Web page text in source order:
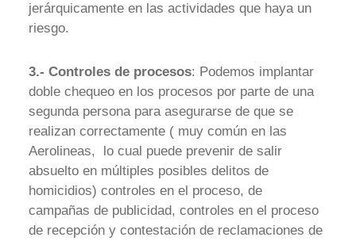
jerárquicamente en las actividades que haya un
riesgo.
3.- Controles de procesos: Podemos implantar
doble chequeo en los procesos por parte de una
segunda persona para asegurarse de que se
realizan correctamente ( muy común en las
Aerolineas, lo cual puede prevenir de salir
absuelto en múltiples posibles delitos de
homicidios) controles en el proceso, de
campañas de publicidad, controles en el proceso
de recepción y contestación de reclamaciones de